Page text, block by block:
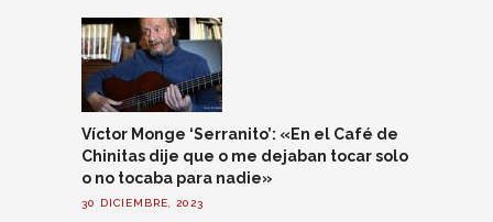
Víctor Monge ‘Serranito’: «En el Café de
Chinitas dije que o me dejaban tocar solo
o no tocaba para nadie»
30 DICIEMBRE, 2023